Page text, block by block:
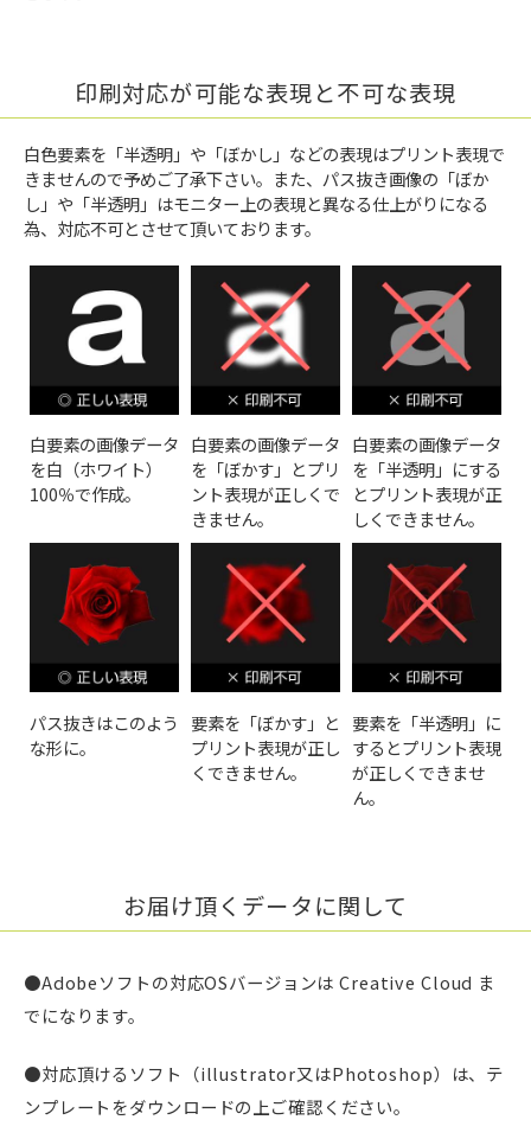
印刷対応が可能な表現と不可な表現
白色要素を「半透明」や「ぼかし」などの表現はプリント表現で
きませんので予めご了承下さい。また、パス抜き画像の「ぼか
し」や「半透明」はモニター上の表現と異なる仕上がりになる
為、対応不可とさせて頂いております。
白要素の画像データ
を白（ホワイト）
100％で作成。
白要素の画像データ
を「ぼかす」とプリ
ント表現が正しくで
きません。
白要素の画像データ
を「半透明」にする
とプリント表現が正
しくできません。
パス抜きはこのよう
な形に。
要素を「ぼかす」と
プリント表現が正し
くできません。
要素を「半透明」に
するとプリント表現
が正しくできませ
ん。
お届け頂くデータに関して
●Adobeソフトの対応OSバージョンは Creative Cloud ま
でになります。
●対応頂けるソフト（illustrator又はPhotoshop）は、テ
ンプレートをダウンロードの上ご確認ください。